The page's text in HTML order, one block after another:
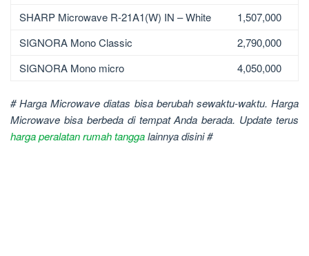
SHARP Microwave R-21A1(W) IN – White
1,507,000
SIGNORA Mono Classic
2,790,000
SIGNORA Mono micro
4,050,000
# Harga Microwave diatas bisa berubah sewaktu-waktu. Harga
Microwave bisa berbeda di tempat Anda berada. Update terus
harga peralatan rumah tanggalainnya disini #